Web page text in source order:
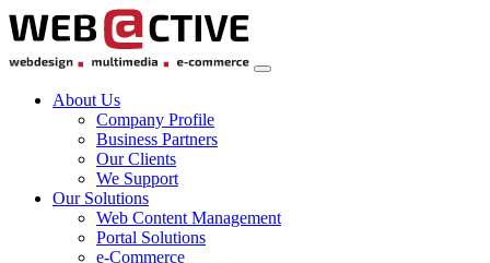
About Us
Company Profile
Business Partners
Our Clients
We Support
Our Solutions
Web Content Management
Portal Solutions
e-Commerce